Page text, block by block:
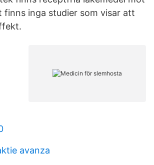
finns inga studier som visar att
avanza